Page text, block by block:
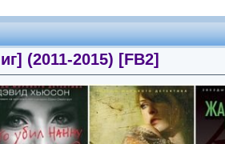
(2011-2015) [FB2]